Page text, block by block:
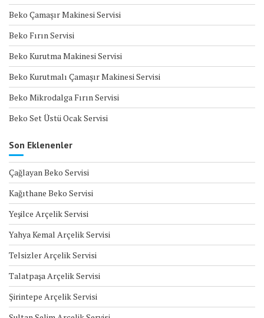
Beko Çamaşır Makinesi Servisi
Beko Fırın Servisi
Beko Kurutma Makinesi Servisi
Beko Kurutmalı Çamaşır Makinesi Servisi
Beko Mikrodalga Fırın Servisi
Beko Set Üstü Ocak Servisi
Son Eklenenler
Çağlayan Beko Servisi
Kağıthane Beko Servisi
Yeşilce Arçelik Servisi
Yahya Kemal Arçelik Servisi
Telsizler Arçelik Servisi
Talatpaşa Arçelik Servisi
Şirintepe Arçelik Servisi